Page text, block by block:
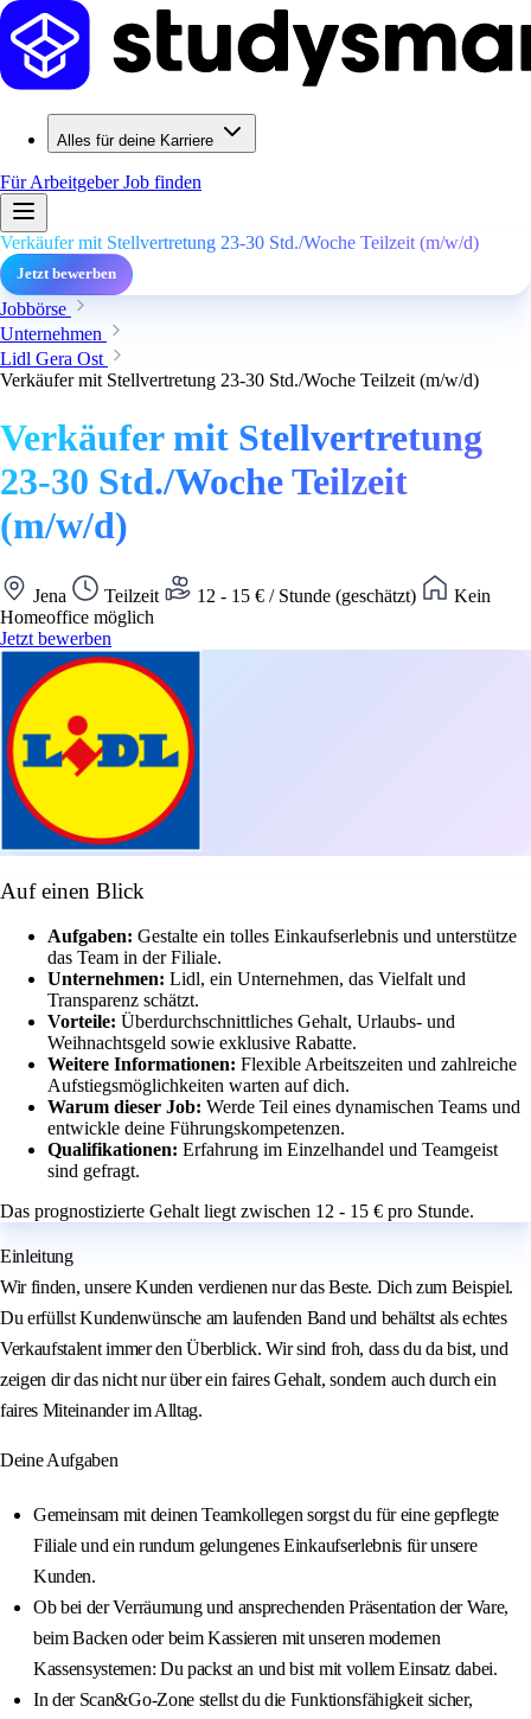
Alles für deine Karriere
Für ArbeitgeberJob finden
Verkäufer mit Stellvertretung 23-30 Std./Woche Teilzeit (m/w/d)
Jetzt bewerben
Jobbörse
Unternehmen
Lidl Gera Ost
Verkäufer mit Stellvertretung 23-30 Std./Woche Teilzeit (m/w/d)
Verkäufer mit Stellvertretung
23-30 Std./Woche Teilzeit
(m/w/d)
Jena Teilzeit 12 - 15 € / Stunde (geschätzt)
Kein
Homeoffice möglich
Jetzt bewerben
Auf einen Blick
Aufgaben: Gestalte ein tolles Einkaufserlebnis und unterstütze
das Team in der Filiale.
Unternehmen: Lidl, ein Unternehmen, das Vielfalt und
Transparenz schätzt.
Vorteile: Überdurchschnittliches Gehalt, Urlaubs- und
Weihnachtsgeld sowie exklusive Rabatte.
Weitere Informationen: Flexible Arbeitszeiten und zahlreiche
Aufstiegsmöglichkeiten warten auf dich.
Warum dieser Job: Werde Teil eines dynamischen Teams und
entwickle deine Führungskompetenzen.
Qualifikationen: Erfahrung im Einzelhandel und Teamgeist
sind gefragt.
Das prognostizierte Gehalt liegt zwischen 12 - 15 € pro Stunde.
Einleitung
Wir finden, unsere Kunden verdienen nur das Beste. Dich zum Beispiel.
Du erfüllst Kundenwünsche am laufenden Band und behältst als echtes
Verkaufstalent immer den Überblick. Wir sind froh, dass du da bist, und
zeigen dir das nicht nur über ein faires Gehalt, sondern auch durch ein
faires Miteinander im Alltag.
Deine Aufgaben
Gemeinsam mit deinen Teamkollegen sorgst du für eine gepflegte
Filiale und ein rundum gelungenes Einkaufserlebnis für unsere
Kunden.
Ob bei der Verräumung und ansprechenden Präsentation der Ware,
beim Backen oder beim Kassieren mit unseren modernen
Kassensystemen: Du packst an und bist mit vollem Einsatz dabei.
In der Scan&Go-Zone stellst du die Funktionsfähigkeit sicher,